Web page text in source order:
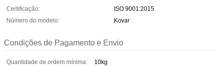
Certificação:
ISO 9001:2015
Número do modelo:
Kovar
Condições de Pagamento e Envio
Quantidade de ordem mínima:
10kg